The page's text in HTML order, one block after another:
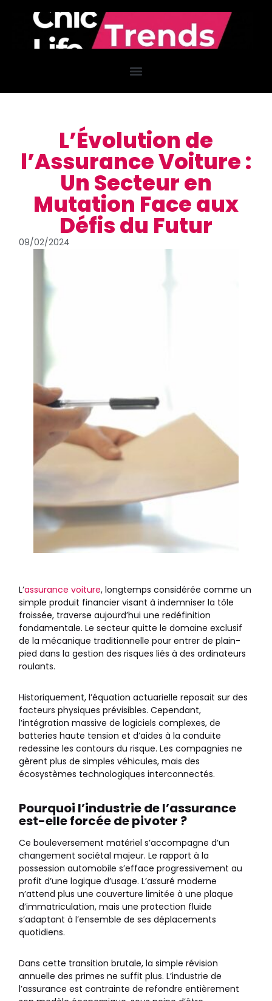
L’Évolution de
l’Assurance Voiture :
Un Secteur en
Mutation Face aux
Défis du Futur
09/02/2024
L’assurance voiture, longtemps considérée comme un
simple produit financier visant à indemniser la tôle
froissée, traverse aujourd’hui une redéfinition
fondamentale. Le secteur quitte le domaine exclusif
de la mécanique traditionnelle pour entrer de plain-
pied dans la gestion des risques liés à des ordinateurs
roulants.
Historiquement, l’équation actuarielle reposait sur des
facteurs physiques prévisibles. Cependant,
l’intégration massive de logiciels complexes, de
batteries haute tension et d’aides à la conduite
redessine les contours du risque. Les compagnies ne
gèrent plus de simples véhicules, mais des
écosystèmes technologiques interconnectés.
Pourquoi l’industrie de l’assurance
est-elle forcée de pivoter ?
Ce bouleversement matériel s’accompagne d’un
changement sociétal majeur. Le rapport à la
possession automobile s’efface progressivement au
profit d’une logique d’usage. L’assuré moderne
n’attend plus une couverture limitée à une plaque
d’immatriculation, mais une protection fluide
s’adaptant à l’ensemble de ses déplacements
quotidiens.
Dans cette transition brutale, la simple révision
annuelle des primes ne suffit plus. L’industrie de
l’assurance est contrainte de refondre entièrement